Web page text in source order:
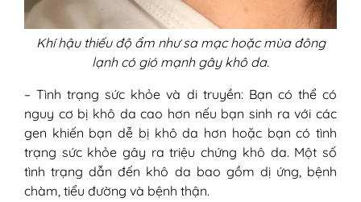
Khí hậu thiếu độ ẩm như sa mạc hoặc mùa đông
lạnh có gió mạnh gây khô da.
– Tình trạng sức khỏe và di truyền: Bạn có thể có
nguy cơ bị khô da cao hơn nếu bạn sinh ra với các
gen khiến bạn dễ bị khô da hơn hoặc bạn có tình
trạng sức khỏe gây ra triệu chứng khô da. Một số
tình trạng dẫn đến khô da bao gồm dị ứng, bệnh
chàm, tiểu đường và bệnh thận.